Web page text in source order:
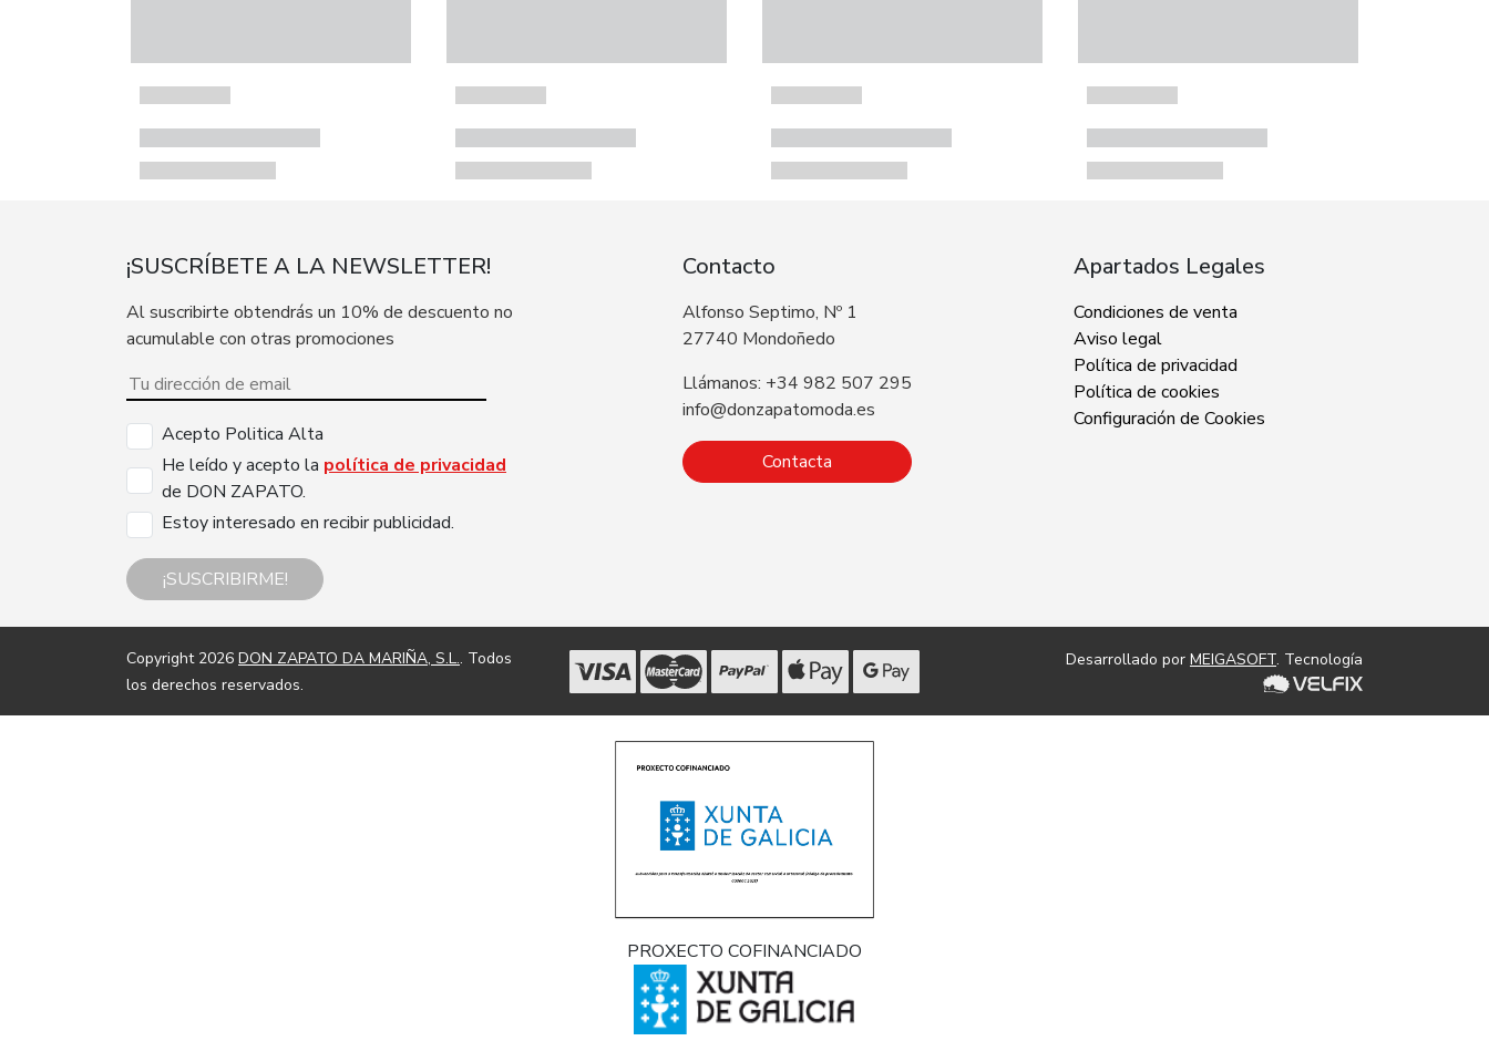
¡SUSCRÍBETE A LA NEWSLETTER!
Al suscribirte obtendrás un 10% de descuento no
acumulable con otras promociones
Acepto Politica Alta
He leído y acepto la política de privacidad
de DON ZAPATO.
Estoy interesado en recibir publicidad.
¡SUSCRIBIRME!
Contacto
Alfonso Septimo, Nº 1
27740 Mondoñedo
Llámanos: +34 982 507 295
info@donzapatomoda.es
Contacta
Apartados Legales
Condiciones de venta
Aviso legal
Política de privacidad
Política de cookies
Configuración de Cookies
Copyright 2026 DON ZAPATO DA MARIÑA, S.L.. Todos
los derechos reservados.
Desarrollado por MEIGASOFT. Tecnología
PROXECTO COFINANCIADO